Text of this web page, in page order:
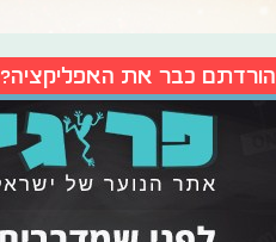
הורדתם כבר את האפליקציה?